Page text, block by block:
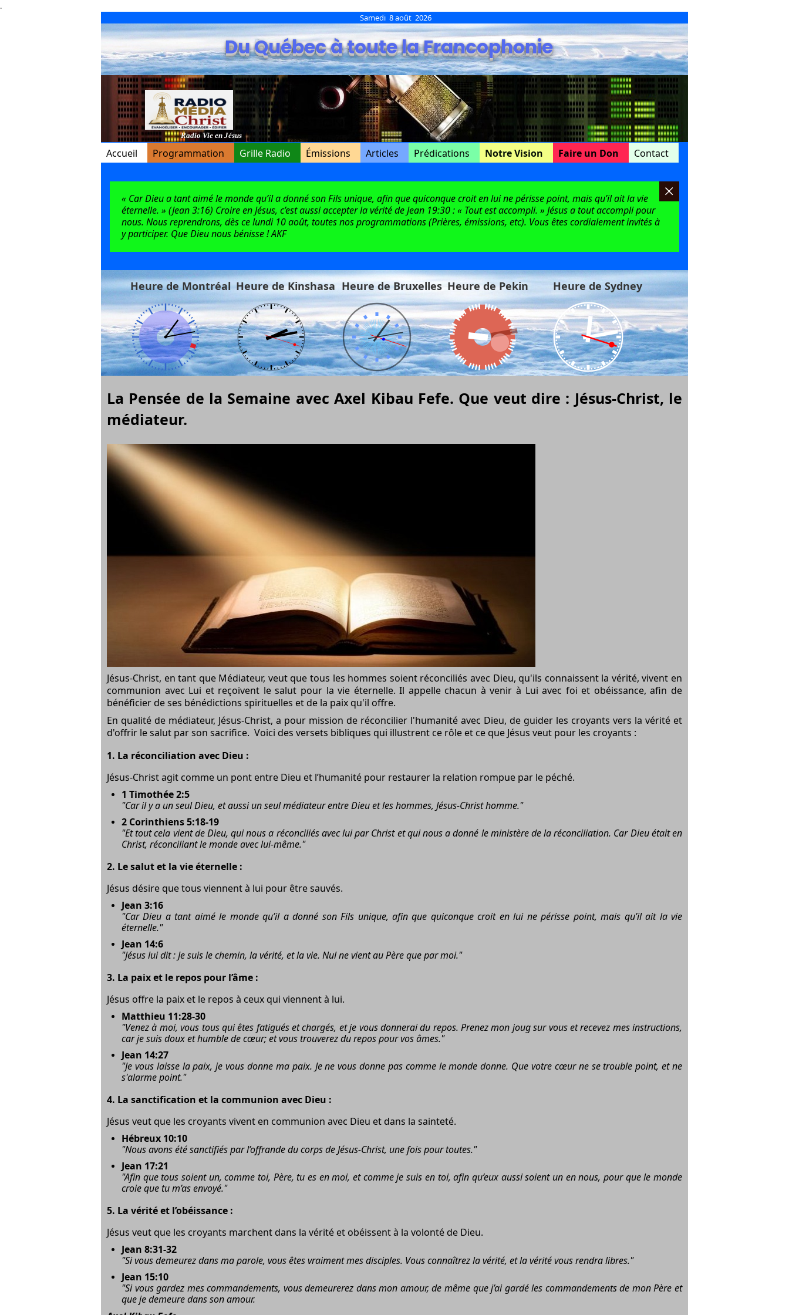
.
Samedi 8 août 2026
Du Québec à toute la Francophonie
Radio Vie en Jésus
Accueil Programmation Grille Radio Émissions Articles Prédications Notre Vision Faire un Don Contact
« Car Dieu a tant aimé le monde qu’il a donné son Fils unique, afin que quiconque croit en lui ne périsse point, mais qu’il ait la vie
éternelle. » (Jean 3:16) Croire en Jésus, c’est aussi accepter la vérité de Jean 19:30 : « Tout est accompli. » Jésus a tout accompli pour
nous. Nous reprendrons, dès ce lundi 10 août, toutes nos programmations (Prières, émissions, etc). Vous êtes cordialement invités à
y participer. Que Dieu nous bénisse ! AKF
Heure de Montréal Heure de Kinshasa Heure de Bruxelles Heure de Pekin Heure de Sydney
La Pensée de la Semaine avec Axel Kibau Fefe. Que veut dire : Jésus-Christ, le
médiateur.
Jésus-Christ, en tant que Médiateur, veut que tous les hommes soient réconciliés avec Dieu, qu'ils connaissent la vérité, vivent en
communion avec Lui et reçoivent le salut pour la vie éternelle. Il appelle chacun à venir à Lui avec foi et obéissance, afin de
bénéficier de ses bénédictions spirituelles et de la paix qu'il offre.
En qualité de médiateur, Jésus-Christ, a pour mission de réconcilier l'humanité avec Dieu, de guider les croyants vers la vérité et
d'offrir le salut par son sacrifice. Voici des versets bibliques qui illustrent ce rôle et ce que Jésus veut pour les croyants :
1. La réconciliation avec Dieu :
Jésus-Christ agit comme un pont entre Dieu et l’humanité pour restaurer la relation rompue par le péché.
1 Timothée 2:5
"Car il y a un seul Dieu, et aussi un seul médiateur entre Dieu et les hommes, Jésus-Christ homme."
2 Corinthiens 5:18-19
"Et tout cela vient de Dieu, qui nous a réconciliés avec lui par Christ et qui nous a donné le ministère de la réconciliation. Car Dieu était en
Christ, réconciliant le monde avec lui-même."
2. Le salut et la vie éternelle :
Jésus désire que tous viennent à lui pour être sauvés.
Jean 3:16
"Car Dieu a tant aimé le monde qu’il a donné son Fils unique, afin que quiconque croit en lui ne périsse point, mais qu’il ait la vie
éternelle."
Jean 14:6
"Jésus lui dit : Je suis le chemin, la vérité, et la vie. Nul ne vient au Père que par moi."
3. La paix et le repos pour l’âme :
Jésus offre la paix et le repos à ceux qui viennent à lui.
Matthieu 11:28-30
"Venez à moi, vous tous qui êtes fatigués et chargés, et je vous donnerai du repos. Prenez mon joug sur vous et recevez mes instructions,
car je suis doux et humble de cœur; et vous trouverez du repos pour vos âmes."
Jean 14:27
"Je vous laisse la paix, je vous donne ma paix. Je ne vous donne pas comme le monde donne. Que votre cœur ne se trouble point, et ne
s'alarme point."
4. La sanctification et la communion avec Dieu :
Jésus veut que les croyants vivent en communion avec Dieu et dans la sainteté.
Hébreux 10:10
"Nous avons été sanctifiés par l’offrande du corps de Jésus-Christ, une fois pour toutes."
Jean 17:21
"Afin que tous soient un, comme toi, Père, tu es en moi, et comme je suis en toi, afin qu’eux aussi soient un en nous, pour que le monde
croie que tu m’as envoyé."
5. La vérité et l’obéissance :
Jésus veut que les croyants marchent dans la vérité et obéissent à la volonté de Dieu.
Jean 8:31-32
"Si vous demeurez dans ma parole, vous êtes vraiment mes disciples. Vous connaîtrez la vérité, et la vérité vous rendra libres."
Jean 15:10
"Si vous gardez mes commandements, vous demeurerez dans mon amour, de même que j’ai gardé les commandements de mon Père et
que je demeure dans son amour.